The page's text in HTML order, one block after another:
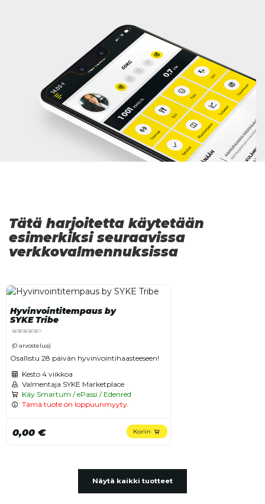
Tätä harjoitetta käytetään
esimerkiksi seuraavissa
verkkovalmennuksissa
Hyvinvointitempaus by
SYKE Tribe
(0 arvostelua)
Osallistu 28 päivän hyvinvointihaasteeseen!
Kesto 4 viikkoa
Valmentaja SYKE Marketplace
Käy Smartum / ePassi / Edenred
Tämä tuote on loppuunmyyty.
0,00 € Koriin
Näytä kaikki tuotteet